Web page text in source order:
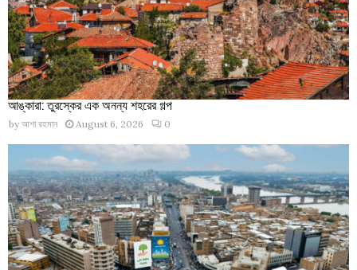
আঙ্কারা: তুরস্কের এক অনন্য শহরের গল্প
by আশা রহমান August 6, 2026 0